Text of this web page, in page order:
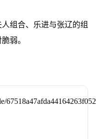
组合、乐进与张辽的组
弱。